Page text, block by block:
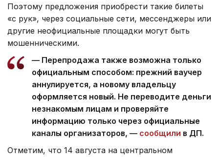
Поэтому предложения приобрести такие билеты
«с рук», через социальные сети, мессенджеры или
другие неофициальные площадки могут быть
мошенническими.
— Перепродажа также возможна только
официальным способом: прежний ваучер
аннулируется, а новому владельцу
оформляется новый. Не переводите деньги
незнакомым лицам и проверяйте
информацию только через официальные
каналы организаторов, — сообщили в ДП.
Отметим, что 14 августа на центральном